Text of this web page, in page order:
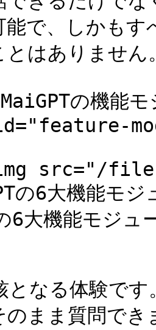
能で、しかも
とはありません
MaiGPTの機
src="/
の6大機能モ
6大機能モジ
となる体験で
のまま質問で